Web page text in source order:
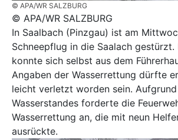
© APA/WR SALZBURG
© APA/WR SALZBURG
In Saalbach (Pinzgau) ist am
Schneepflug in die Saalach gestürzt.
konnte sich selbst aus dem
Angaben der Wasserrettung dürfte
leicht verletzt worden sein.
Wasserstandes forderte die
Wasserrettung an, die mit neun
ausrückte.